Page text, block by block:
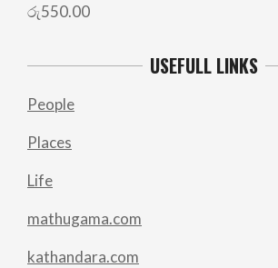
රු550.00
USEFULL LINKS
People
Places
Life
mathugama.com
kathandara.com